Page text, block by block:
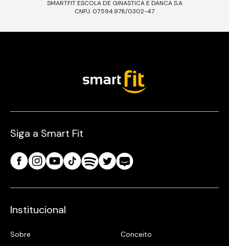
SMARTFIT ESCOLA DE GINASTICA E DANCA S.A
CNPJ: 07.594.978/0302-47
Siga a Smart Fit
Institucional
Sobre
Conceito